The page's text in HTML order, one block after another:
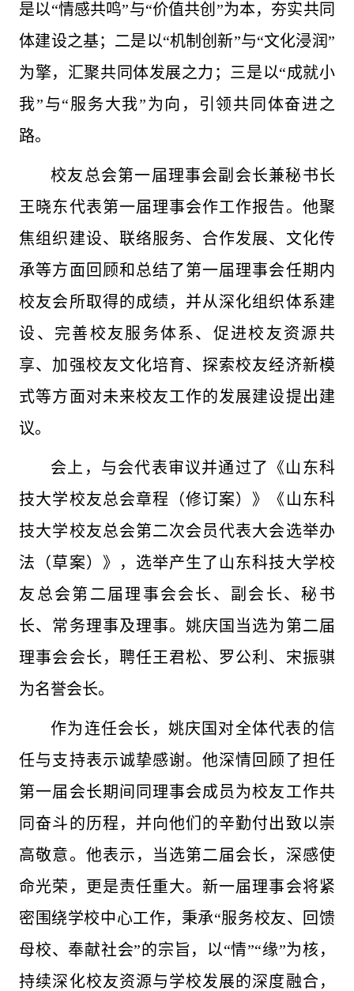
是以“情感共鸣”与“价值共创”为本，夯实共同
体建设之基；二是以“机制创新”与“文化浸润”
为擎，汇聚共同体发展之力；三是以“成就小
我”与“服务大我”为向，引领共同体奋进之
路。
校友总会第一届理事会副会长兼秘书长
王晓东代表第一届理事会作工作报告。他聚
焦组织建设、联络服务、合作发展、文化传
承等方面回顾和总结了第一届理事会任期内
校友会所取得的成绩，并从深化组织体系建
设、完善校友服务体系、促进校友资源共
享、加强校友文化培育、探索校友经济新模
式等方面对未来校友工作的发展建设提出建
议。
会上，与会代表审议并通过了《山东科
技大学校友总会章程（修订案）》《山东科
技大学校友总会第二次会员代表大会选举办
法（草案）》，选举产生了山东科技大学校
友总会第二届理事会会长、副会长、秘书
长、常务理事及理事。姚庆国当选为第二届
理事会会长，聘任王君松、罗公利、宋振骐
为名誉会长。
作为连任会长，姚庆国对全体代表的信
任与支持表示诚挚感谢。他深情回顾了担任
第一届会长期间同理事会成员为校友工作共
同奋斗的历程，并向他们的辛勤付出致以崇
高敬意。他表示，当选第二届会长，深感使
命光荣，更是责任重大。新一届理事会将紧
密围绕学校中心工作，秉承“服务校友、回馈
母校、奉献社会”的宗旨，以“情”“缘”为核，
持续深化校友资源与学校发展的深度融合，